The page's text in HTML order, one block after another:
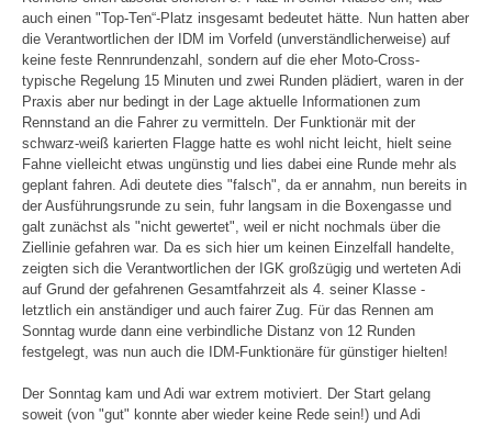
auch einen "Top-Ten“-Platz insgesamt bedeutet hätte. Nun hatten aber
die Verantwortlichen der IDM im Vorfeld (unverständlicherweise) auf
keine feste Rennrundenzahl, sondern auf die eher Moto-Cross-
typische Regelung 15 Minuten und zwei Runden plädiert, waren in der
Praxis aber nur bedingt in der Lage aktuelle Informationen zum
Rennstand an die Fahrer zu vermitteln. Der Funktionär mit der
schwarz-weiß karierten Flagge hatte es wohl nicht leicht, hielt seine
Fahne vielleicht etwas ungünstig und lies dabei eine Runde mehr als
geplant fahren. Adi deutete dies "falsch", da er annahm, nun bereits in
der Ausführungsrunde zu sein, fuhr langsam in die Boxengasse und
galt zunächst als "nicht gewertet", weil er nicht nochmals über die
Ziellinie gefahren war. Da es sich hier um keinen Einzelfall handelte,
zeigten sich die Verantwortlichen der IGK großzügig und werteten Adi
auf Grund der gefahrenen Gesamtfahrzeit als 4. seiner Klasse -
letztlich ein anständiger und auch fairer Zug. Für das Rennen am
Sonntag wurde dann eine verbindliche Distanz von 12 Runden
festgelegt, was nun auch die IDM-Funktionäre für günstiger hielten!
Der Sonntag kam und Adi war extrem motiviert. Der Start gelang
soweit (von "gut" konnte aber wieder keine Rede sein!) und Adi